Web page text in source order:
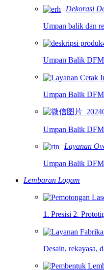
Dekorasi
Umpan balik dan
Umpan Balik DFM
Umpan Balik DFM
Umpan Balik DFM
Layanan
Umpan Balik DFM
Lembaran Logam
1. Presisi 2.
Desain, rekayasa,